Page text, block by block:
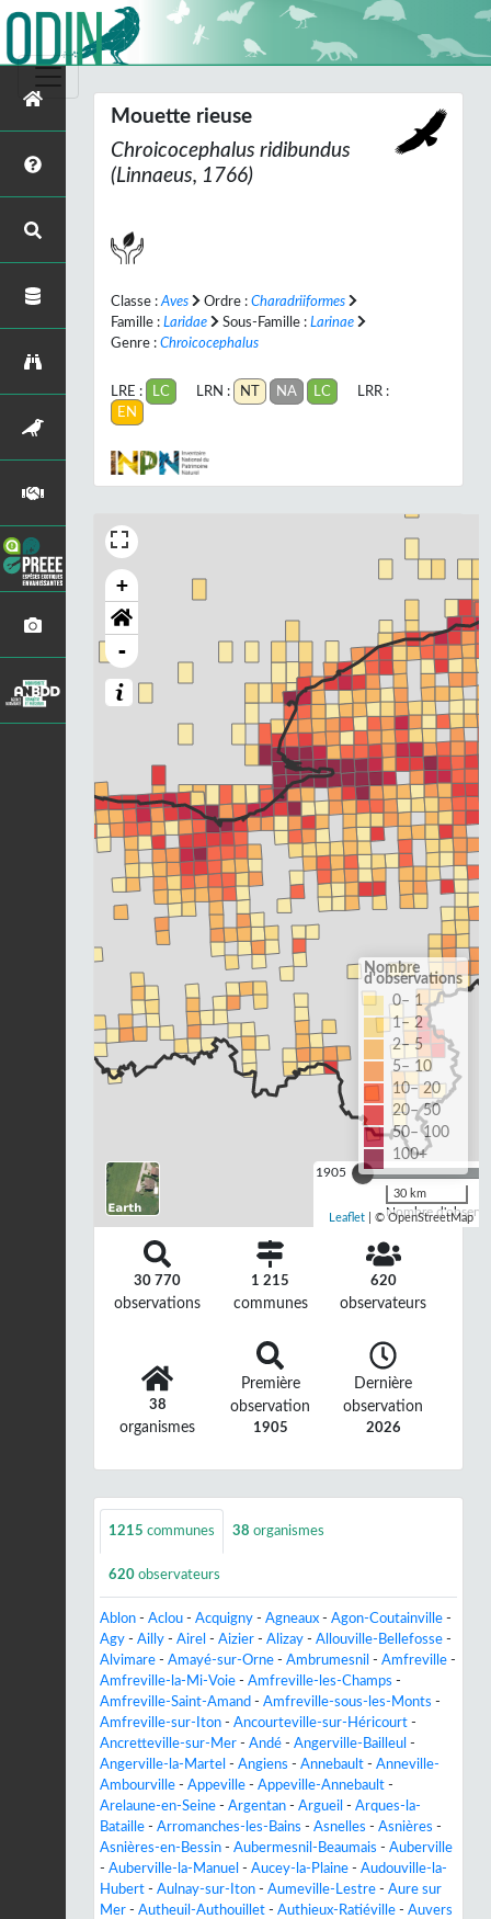
Mouette rieuse
Chroicocephalus ridibundus
(Linnaeus, 1766)
Classe : Aves Ordre : Charadriiformes
Famille : Laridae Sous-Famille : Larinae
Genre : Chroicocephalus
LRE : LC LRN : NT NA LC
LRR :
EN
+
-
1905
Nombre
Nombre
d'observations
0– 1
1– 2
2– 5
5– 10
10– 20
20– 50
50– 100
100+
30 km
Leaflet | © OpenStreetMap
30 770
observations
1 215
communes
620
observateurs
38
organismes
Première
observation
1905
Dernière
observation
2026
1215 communes 38 organismes
620 observateurs
Ablon - Aclou - Acquigny - Agneaux - Agon-Coutainville -
Agy - Ailly - Airel - Aizier - Alizay - Allouville-Bellefosse -
Alvimare - Amayé-sur-Orne - Ambrumesnil - Amfreville -
Amfreville-la-Mi-Voie - Amfreville-les-Champs -
Amfreville-Saint-Amand - Amfreville-sous-les-Monts -
Amfreville-sur-Iton - Ancourteville-sur-Héricourt -
Ancretteville-sur-Mer - Andé - Angerville-Bailleul -
Angerville-la-Martel - Angiens - Annebault - Anneville-
Ambourville - Appeville - Appeville-Annebault -
Arelaune-en-Seine - Argentan - Argueil - Arques-la-
Bataille - Arromanches-les-Bains - Asnelles - Asnières -
Asnières-en-Bessin - Aubermesnil-Beaumais - Auberville
- Auberville-la-Manuel - Aucey-la-Plaine - Audouville-la-
Hubert - Aulnay-sur-Iton - Aumeville-Lestre - Aure sur
Mer - Autheuil-Authouillet - Authieux-Ratiéville - Auvers